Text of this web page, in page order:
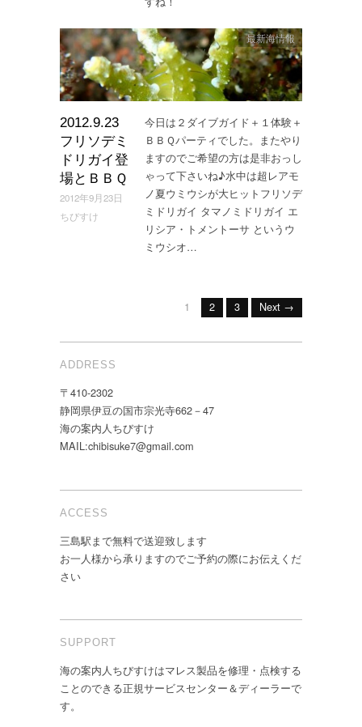
2012.9.23
フリソデミ
ドリガイ登
場とＢＢＱ
2012年9月23日
ちびすけ
最新海情報
今日は２ダイブガイド＋１体験＋
ＢＢＱパーティでした。またやり
ますのでご希望の方は是非おっし
ゃって下さいね♪水中は超レアモ
ノ夏ウミウシが大ヒットフリソデ
ミドリガイ タマノミドリガイ エ
リシア・トメントーサ というウ
ミウシオ…
1 2 3 Next →
ADDRESS
〒410-2302
静岡県伊豆の国市宗光寺662－47
海の案内人ちびすけ
MAIL:chibisuke7@gmail.com
ACCESS
三島駅まで無料で送迎致します
お一人様から承りますのでご予約の際にお伝えくだ
さい
SUPPORT
海の案内人ちびすけはマレス製品を修理・点検する
ことのできる正規サービスセンター＆ディーラーで
す。